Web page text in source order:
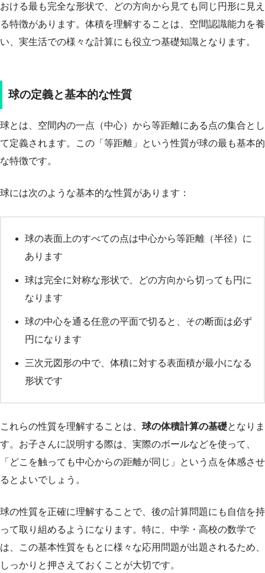
おける最も完全な形状で、どの方向から見ても同じ円形に見え
る特徴があります。体積を理解することは、空間認識能力を養
い、実生活での様々な計算にも役立つ基礎知識となります。
球の定義と基本的な性質
球とは、空間内の一点（中心）から等距離にある点の集合とし
て定義されます。この「等距離」という性質が球の最も基本的
な特徴です。
球には次のような基本的な性質があります：
球の表面上のすべての点は中心から等距離（半径）に
あります
球は完全に対称な形状で、どの方向から切っても円に
なります
球の中心を通る任意の平面で切ると、その断面は必ず
円になります
三次元図形の中で、体積に対する表面積が最小になる
形状です
これらの性質を理解することは、 球の体積計算の基礎となりま
す。お子さんに説明する際は、実際のボールなどを使って、
「どこを触っても中心からの距離が同じ」という点を体感させ
るとよいでしょう。
球の性質を正確に理解することで、後の計算問題にも自信を持
って取り組めるようになります。特に、中学・高校の数学で
は、この基本性質をもとに様々な応用問題が出題されるため、
しっかりと押さえておくことが大切です。